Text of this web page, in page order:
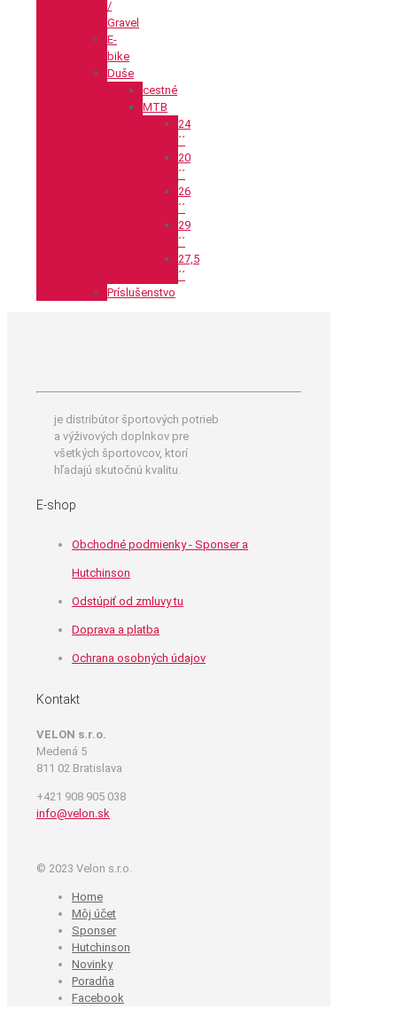
/
Gravel
E-
bike
Duše
cestné
MTB
24
´´
20
´´
26
´´
29
´´
27,5
´´
Príslušenstvo
je distribútor športových potrieb
a výživových doplnkov pre
všetkých športovcov, ktorí
hľadajú skutočnú kvalitu.
E-shop
Obchodné podmienky - Sponser a
Hutchinson
Odstúpiť od zmluvy tu
Doprava a platba
Ochrana osobných údajov
Kontakt
VELON s.r.o.
Medená 5
811 02 Bratislava
+421 908 905 038
info@velon.sk
© 2023 Velon s.r.o.
Home
Môj účet
Sponser
Hutchinson
Novinky
Poradňa
Facebook